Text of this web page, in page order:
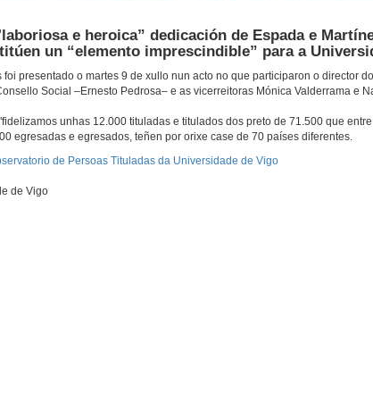
e heroica” dedicación de Espada e
un “elemento imprescindible” para a
presentado o martes 9 de xullo nun acto no que participaron o director
Social –Ernesto Pedrosa– e as vicerreitoras Mónica Valderrama e
unhas 12.000 tituladas e titulados dos preto de 71.500 que
egresadas e egresados, teñen por orixe case de 70 países diferentes.
de Persoas Tituladas da Universidade de Vigo
de Vigo